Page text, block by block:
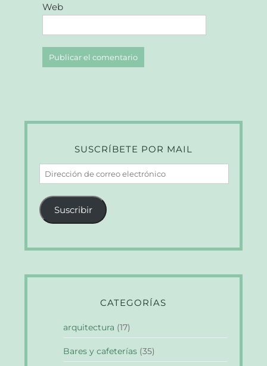
Web
SUSCRÍBETE POR MAIL
Dirección
de
correo
electrónico
Suscribir
CATEGORÍAS
arquitectura (17)
Bares y cafeterías (35)